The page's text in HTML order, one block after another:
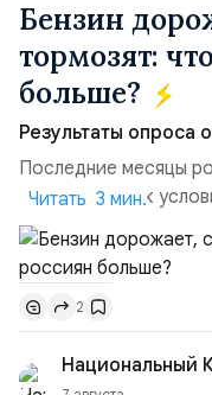
Бензин
тормозят:
больше?
Результаты опроса
Последние месяцы
адаптируется к
стороны, происходит
необходимости,
поставках бензина. А
турбулентность:
блокировки сайтов,
российские
Читать 3 мин.
2
Национальный